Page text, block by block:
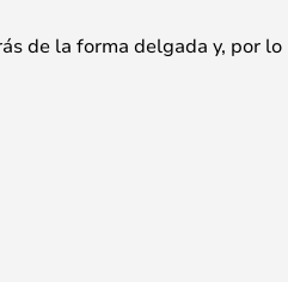
de la forma delgada y, por lo
lámpara necesita ser
se hace de la misma manera.
la tarea que necesita